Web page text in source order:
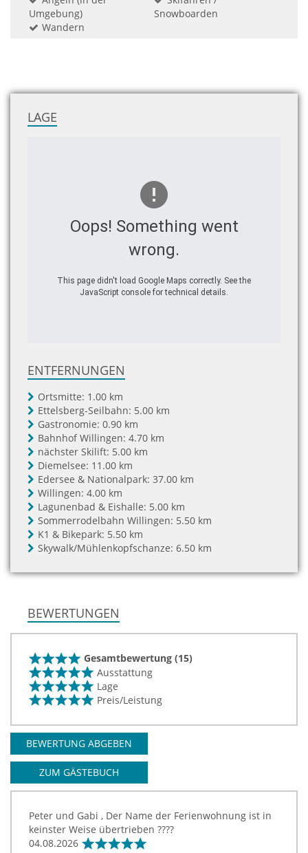
Umgebung)
Snowboarden
Wandern
LAGE
Oops! Something went
wrong.
This page didn't load Google Maps correctly. See the
JavaScript console for technical details.
ENTFERNUNGEN
Ortsmitte: 1.00 km
Ettelsberg-Seilbahn: 5.00 km
Gastronomie: 0.90 km
Bahnhof Willingen: 4.70 km
nächster Skilift: 5.00 km
Diemelsee: 11.00 km
Edersee & Nationalpark: 37.00 km
Willingen: 4.00 km
Lagunenbad & Eishalle: 5.00 km
Sommerrodelbahn Willingen: 5.50 km
K1 & Bikepark: 5.50 km
Skywalk/Mühlenkopfschanze: 6.50 km
BEWERTUNGEN
Gesamtbewertung (15)
Ausstattung
Lage
Preis/Leistung
BEWERTUNG ABGEBEN
ZUM GÄSTEBUCH
Peter und Gabi , Der Name der Ferienwohnung ist in
keinster Weise übertrieben ????
04.08.2026